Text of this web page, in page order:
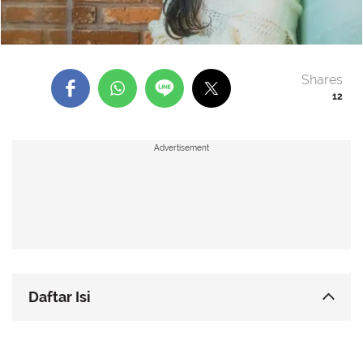
12
Shares
Advertisement
Daftar Isi